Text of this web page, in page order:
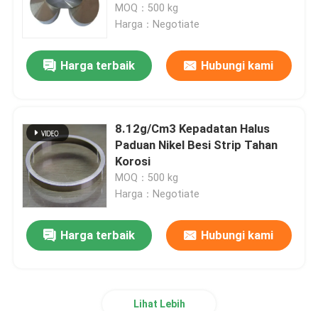
MOQ：500 kg
Harga：Negotiate
Harga terbaik Hubungi kami
8.12g/Cm3 Kepadatan Halus
Paduan Nikel Besi Strip Tahan
Korosi
MOQ：500 kg
Harga：Negotiate
Harga terbaik Hubungi kami
Lihat Lebih